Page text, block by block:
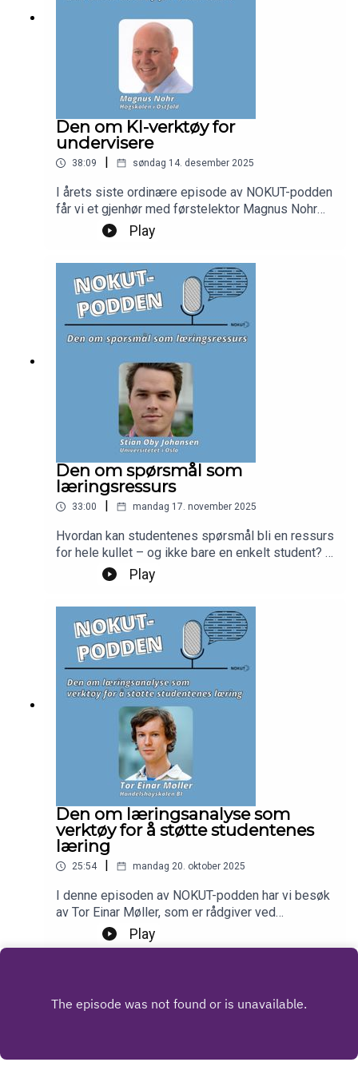
Den om KI-verktøy for
undervisere
38:09 | søndag 14. desember 2025
I årets siste ordinære episode av NOKUT-podden
får vi et gjenhør med førstelektor Magnus Nohr
fra Høgskolen i Østfold. Han oppdaterer oss på
de siste utviklingene på KI-fronten, deler funn fra
forskning på KI i UH, og reflekterer rundt egen og
studenters bruk av verktøy som NotebookLM. Vi
snakker også om personvern, institusjonelle
retningslinjer, og hvordan vi kan unngå at KI gjør
oss latere og dummere.
Play
Den om spørsmål som
læringsressurs
33:00 | mandag 17. november 2025
Hvordan kan studentenes spørsmål bli en ressurs
for hele kullet – og ikke bare en enkelt student? I
denne episoden snakker vi med Stian Øby
Johansen fra Det juridiske fakultet ved
Universitetet i Oslo om hvordan digitale
diskusjonsforum og spørretimer kan bidra til
faglig dialog, delekultur og bedre læring. Vi får
høre om konkrete grep for å senke terskelen for å
stille spørsmål, og om hvordan undervisere kan
følge opp på en måte som gir verdi for mange.
Play
Den om læringsanalyse som
verktøy for å støtte studentenes
læring
25:54 mandag 20. oktober 2025
I denne episoden av NOKUT-podden har vi besøk
av Tor Einar Møller, som er rådgiver ved
Læringssenteret på Handelshøyskolen BI. Han
forteller om hvordan høyskolen benytter data om
Play